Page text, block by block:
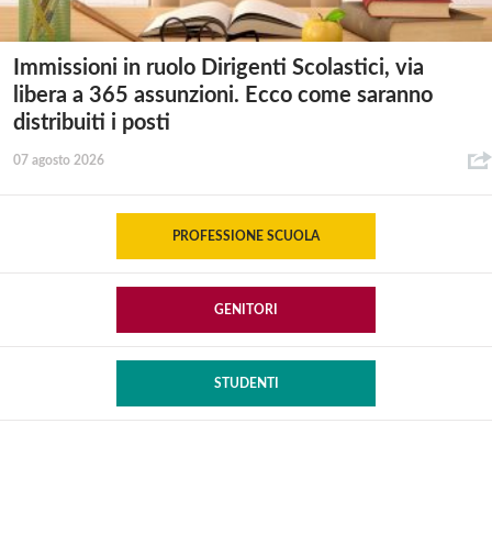
Immissioni in ruolo Dirigenti Scolastici, via
libera a 365 assunzioni. Ecco come saranno
distribuiti i posti
07 agosto 2026
PROFESSIONE SCUOLA
GENITORI
STUDENTI